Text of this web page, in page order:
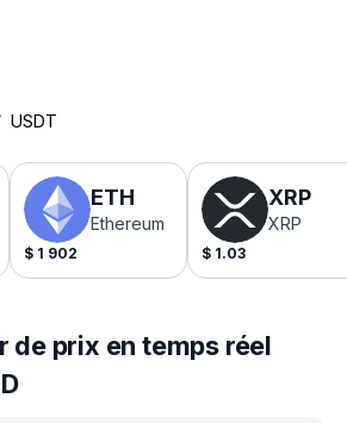
USDT
ETH
Ethereum
$ 1 902
XRP
XRP
$ 1.03
de prix en temps réel